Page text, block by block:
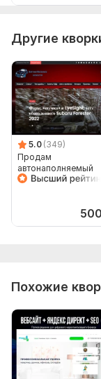
Другие
5.0 (349)
Продам
автонаполняемый
сайт Автоновости,
500
Похожие